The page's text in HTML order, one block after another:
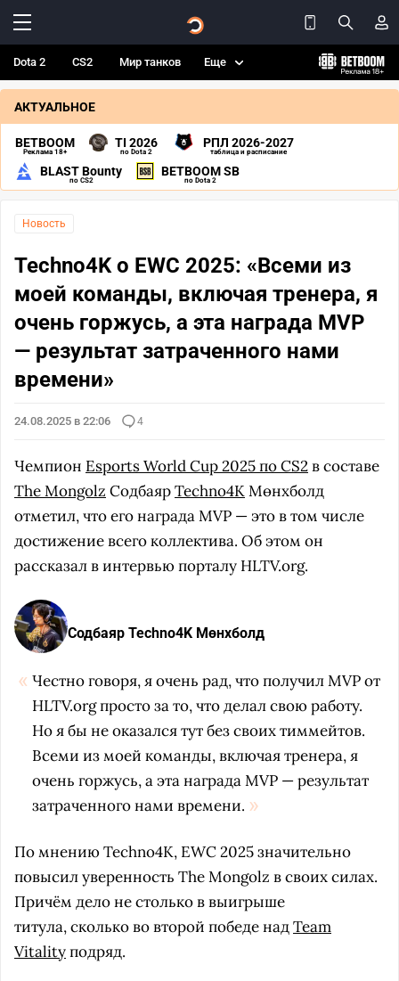
Dota 2 CS2 Мир танков Еще
АКТУАЛЬНОЕ
BETBOOM
Реклама 18+
TI 2026
по Dota 2
РПЛ 2026-2027
таблица и расписание
BLAST Bounty
по CS2
BETBOOM SB
по Dota 2
Новость
Techno4K о EWC 2025: «Всеми из
моей команды, включая тренера, я
очень горжусь, а эта награда MVP
— результат затраченного нами
времени»
24.08.2025 в 22:06 4
Чемпион Esports World Cup 2025 по CS2в составе
The Mongolz СодбаярTechno4KМөнхболд
отметил, что его награда MVP — это в том числе
достижение всего коллектива. Об этом он
рассказал в интервью порталу HLTV.org.
Содбаяр Techno4K Мөнхболд
Честно говоря, я очень рад, что получил MVP от
HLTV.org просто за то, что делал свою работу.
Но я бы не оказался тут без своих тиммейтов.
Всеми из моей команды, включая тренера, я
очень горжусь, а эта награда MVP — результат
затраченного нами времени.
По мнению Techno4K, EWC 2025 значительно
повысил уверенность The Mongolz в своих силах.
Причём дело не столько в выигрыше
титула, сколько во второй победе надTeam
Vitalityподряд.